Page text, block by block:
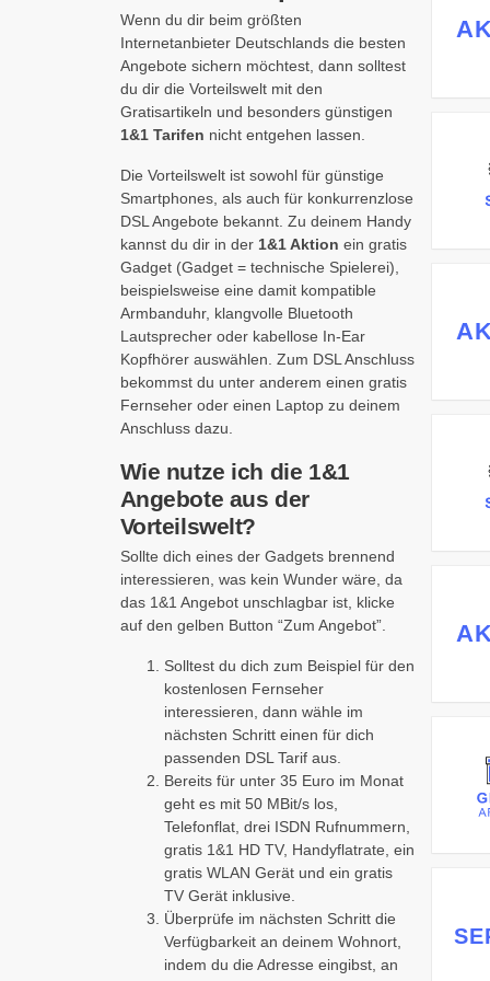
Wenn du dir beim größten
Internetanbieter Deutschlands die besten
Angebote sichern möchtest, dann solltest
du dir die Vorteilswelt mit den
Gratisartikeln und besonders günstigen
1&1 Tarifen nicht entgehen lassen.
Die Vorteilswelt ist sowohl für günstige
Smartphones, als auch für konkurrenzlose
DSL Angebote bekannt. Zu deinem Handy
kannst du dir in der 1&1 Aktion ein gratis
Gadget (Gadget = technische Spielerei),
beispielsweise eine damit kompatible
Armbanduhr, klangvolle Bluetooth
Lautsprecher oder kabellose In-Ear
Kopfhörer auswählen. Zum DSL Anschluss
bekommst du unter anderem einen gratis
Fernseher oder einen Laptop zu deinem
Anschluss dazu.
Wie nutze ich die 1&1
Angebote aus der
Vorteilswelt?
Sollte dich eines der Gadgets brennend
interessieren, was kein Wunder wäre, da
das 1&1 Angebot unschlagbar ist, klicke
auf den gelben Button “Zum Angebot”.
Solltest du dich zum Beispiel für den
kostenlosen Fernseher
interessieren, dann wähle im
nächsten Schritt einen für dich
passenden DSL Tarif aus.
Bereits für unter 35 Euro im Monat
geht es mit 50 MBit/s los,
Telefonflat, drei ISDN Rufnummern,
gratis 1&1 HD TV, Handyflatrate, ein
gratis WLAN Gerät und ein gratis
TV Gerät inklusive.
Überprüfe im nächsten Schritt die
Verfügbarkeit an deinem Wohnort,
indem du die Adresse eingibst, an